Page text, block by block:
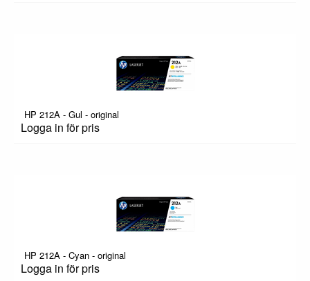
HP 212A - Gul - original
Logga in för pris
HP 212A - Cyan - original
Logga in för pris